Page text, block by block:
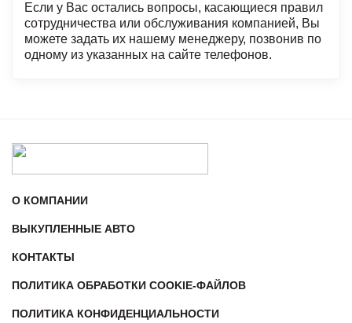
Если у Вас остались вопросы, касающиеся правил
сотрудничества или обслуживания компанией, Вы
можете задать их нашему менеджеру, позвонив по
одному из указанных на сайте телефонов.
О КОМПАНИИ
ВЫКУПЛЕННЫЕ АВТО
КОНТАКТЫ
ПОЛИТИКА ОБРАБОТКИ COOKIE-ФАЙЛОВ
ПОЛИТИКА КОНФИДЕНЦИАЛЬНОСТИ